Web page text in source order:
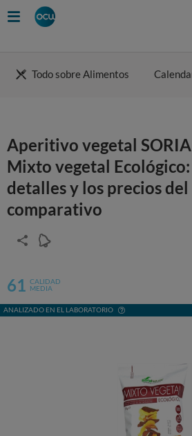
Todo sobre Alimentos
Aperitivo vegetal
Mixto vegetal
detalles y los precios
comparativo
61 CALIDAD
MEDIA
ANALIZADO EN EL LABORATORIO